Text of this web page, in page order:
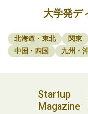
大学発デ
北海道・東北 関東
中国・四国
九州・
Startup
Magazine